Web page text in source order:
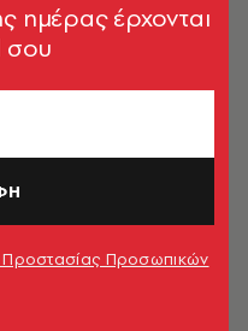
ημέρας έρχονται
σου
Προστασίας Προσωπικών